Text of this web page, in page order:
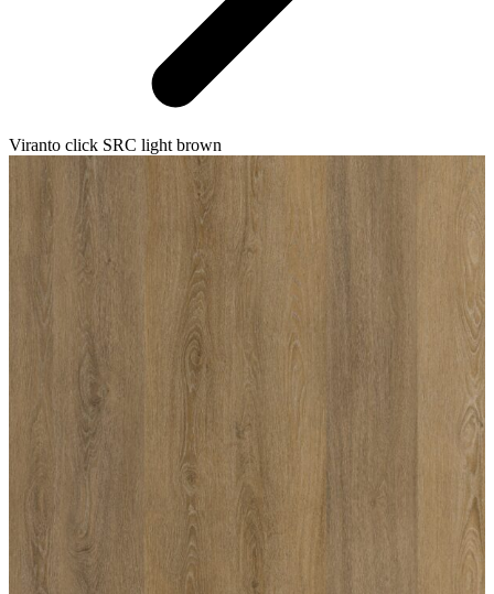
Viranto click SRC light brown